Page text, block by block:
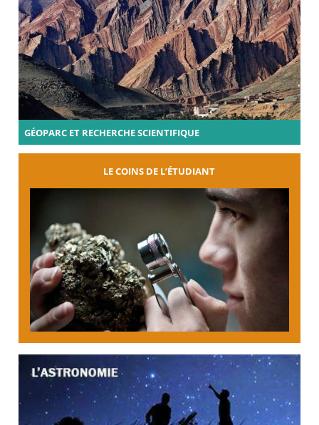
GÉOPARC ET RECHERCHE SCIENTIFIQUE
LE COINS DE L’ÉTUDIANT